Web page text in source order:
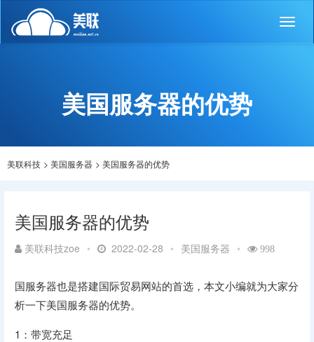
美国服务器的优势
美联科技 > 美国服务器 > 美国服务器的优势
美国服务器的优势
美联科技zoe • 2022-02-28 • 美国服务器 • 998
国服务器也是搭建国际贸易网站的首选，本文小编就为大家分
析一下美国服务器的优势。
1：带宽充足